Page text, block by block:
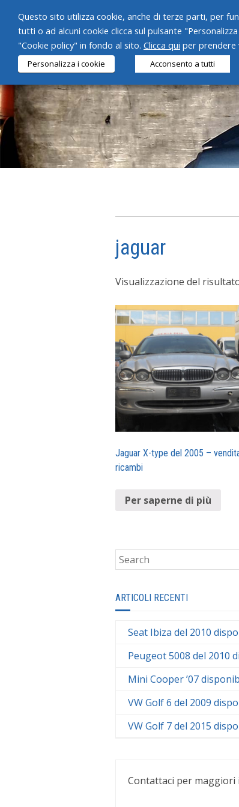
jaguar
Visualizzazione del
Jaguar X-type del 2005 –
ricambi
Per saperne di più
ARTICOLI RECENTI
Seat Ibiza del 2010
Peugeot 5008 del 2010
Mini Cooper ’07
VW Golf 6 del 2009
VW Golf 7 del 2015
Contattaci per maggiori
Questo sito utilizza cookie, anche di terze parti, per
tutti o ad alcuni cookie clicca sul pulsante
"Cookie policy" in fondo al sito. Clicca qui per prendere
Personalizza i cookie Acconsento a tutti